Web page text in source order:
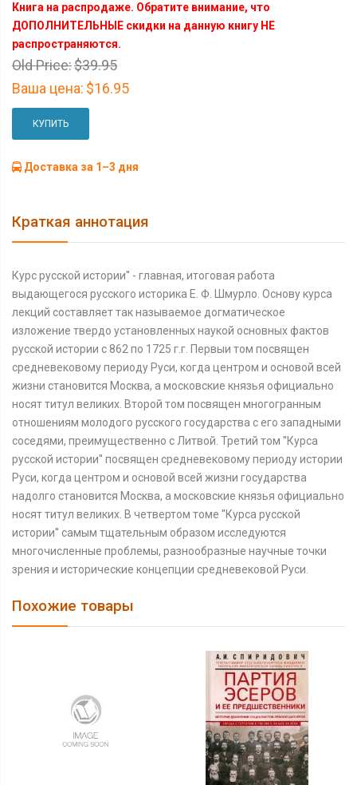
Книга на распродаже. Обратите внимание, что
ДОПОЛНИТЕЛЬНЫЕ скидки на данную книгу НЕ
распространяются.
Old Price:$39.95
Ваша цена: $16.95
КУПИТЬ
Доставка за 1–3 дня
Краткая аннотация
Курс русской истории'' - главная, итоговая работа
выдающегося русского историка Е. Ф. Шмурло. Основу курса
лекций составляет так называемое догматическое
изложение твердо установленных наукой основных фактов
русской истории с 862 по 1725 г.г. Первыи том посвящен
средневековому периоду Руси, когда центром и основой всей
жизни становится Москва, а московские князья официально
носят титул великих. Второй том посвящен многогранным
отношениям молодого русского государства с его западными
соседями, преимущественно с Литвой. Третий том ''Курса
русской истории'' посвящен средневековому периоду истории
Руси, когда центром и основой всей жизни государства
надолго становится Москва, а московские князья официально
носят титул великих. В четвертом томе ''Курса русской
истории'' самым тщательным образом исследуются
многочисленные проблемы, разнообразные научные точки
зрения и исторические концепции средневековой Руси.
Похожие товары